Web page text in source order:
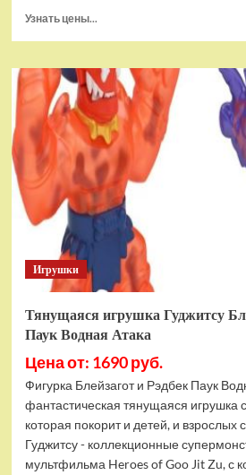
Узнать цены...
Набор
тянущихся
фигурок
Гуджитсу
Тайгор
и
Вайпер
Игрушки
Тянущаяся игрушка Гуджитсу
Паук Водная Атака
Цена от: 1690 руб.
Фигурка Блейзагот и Рэдбек Паук
фантастическая тянущаяся игрушка
которая покорит и детей, и взрослых
Гуджитсу - коллекционные
мультфильма Heroes of Goo Jit Zu, с